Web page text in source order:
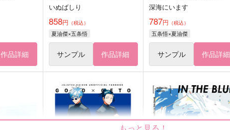
作品詳細
いぬばしり
858円 （税込）
夏油傑×五条悟
サンプル 作品詳細
深海にいます
787円 （税込）
五条悟×夏油傑
サンプル 作品詳細
もっと見る！